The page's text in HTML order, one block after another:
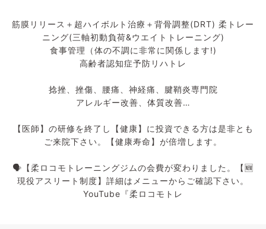
筋膜リリース＋超ハイボルト治療＋背骨調整(DRT) 柔トレー
ニング(三軸初動負荷&ウエイトトレーニング)
食事管理（体の不調に非常に関係します!)
高齢者認知症予防リハトレ
捻挫、挫傷、腰痛、神経痛、腱鞘炎専門院
アレルギー改善、体質改善…
【医師】の研修を終了し【健康】に投資できる方は是非とも
ご来院下さい。【健康寿命】が倍増します。
🗣️【柔ロコモトレーニングジムの会費が変わりました。【🆕
現役アスリート制度】詳細はメニューからご確認下さい。
YouTube『柔ロコモトレ